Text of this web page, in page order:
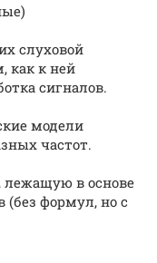
слуховой
как к ней
сигналов.
модели
частот.
лежащую в основе
(без формул, но с